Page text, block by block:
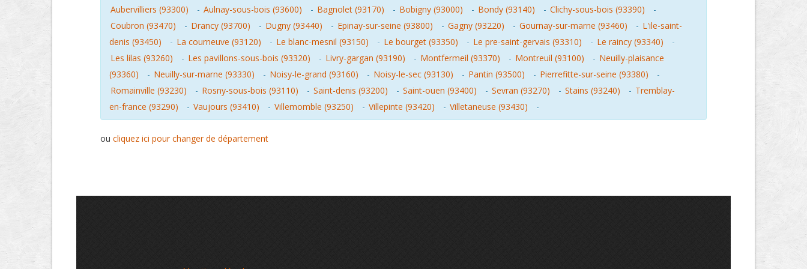
Aubervilliers (93300)
- Aulnay-sous-bois (93600) - Bagnolet (93170) - Bobigny (93000) - Bondy (93140) - Clichy-sous-bois (93390)
-
Coubron (93470)
- Drancy (93700) - Dugny (93440) - Epinay-sur-seine (93800) - Gagny (93220) - Gournay-sur-marne (93460) - L'ile-saint-
denis (93450)
- La courneuve (93120) - Le blanc-mesnil (93150) - Le bourget (93350) - Le pre-saint-gervais (93310) - Le raincy (93340)
-
Les lilas (93260)
- Les pavillons-sous-bois (93320) - Livry-gargan (93190) - Montfermeil (93370) - Montreuil (93100) - Neuilly-plaisance
(93360)
- Neuilly-sur-marne (93330) - Noisy-le-grand (93160) - Noisy-le-sec (93130) - Pantin (93500) - Pierrefitte-sur-seine (93380)
-
Romainville (93230)
- Rosny-sous-bois (93110) - Saint-denis (93200) - Saint-ouen (93400) - Sevran (93270) - Stains (93240) - Tremblay-
en-france (93290)
- Vaujours (93410) - Villemomble (93250) - Villepinte (93420) - Villetaneuse (93430) -
ou cliquez ici pour changer de département